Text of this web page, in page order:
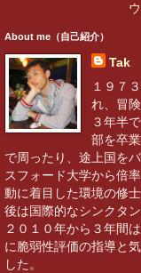
About me（自己紹介）
Tak
１９７
れ、冒
３年半
部を卒
で周ったり、途上国を
スフォード大学から倍
動に着目した環境の修
後は国際的なシンクタ
２０１０年から３年間
に脆弱性評価の指導と
した。